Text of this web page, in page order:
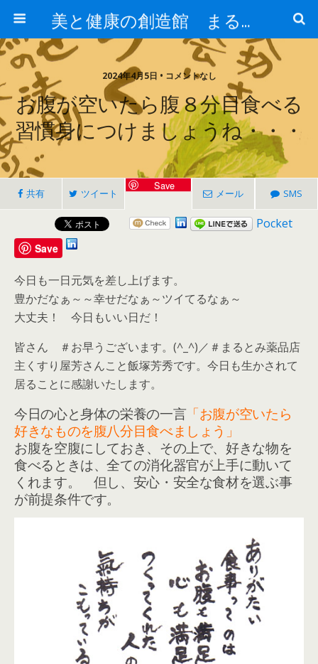
美と健康の創造館 まるとみ薬品 ぐんまの薬屋 芳さんのブログ
2024年4月5日 • コメントなし
お腹が空いたら腹８分目食べる
習慣身につけましょうね・・・
共有 ツイート
Save
メール SMS
Pocket
Save
今日も一日元気を差し上げます。
豊かだなぁ～～幸せだなぁ～ツイてるなぁ～
大丈夫！ 今日もいい日だ！
皆さん ＃お早うございます。(^_^)／＃まるとみ薬品店
主くすり屋芳さんこと飯塚芳秀です。今日も生かされて
居ることに感謝いたします。
今日の心と身体の栄養の一言「お腹が空いたら
好きなものを腹八分目食べましょう」
お腹を空腹にしておき、その上で、好きな物を
食べるときは、全ての消化器官が上手に動いて
くれます。 但し、安心・安全な食材を選ぶ事
が前提条件です。